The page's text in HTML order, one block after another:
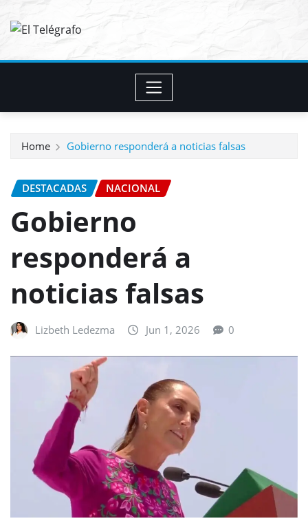
Home Gobierno responderá a noticias falsas
DESTACADAS NACIONAL
Gobierno
responderá a
noticias falsas
Lizbeth Ledezma Jun 1, 2026 0